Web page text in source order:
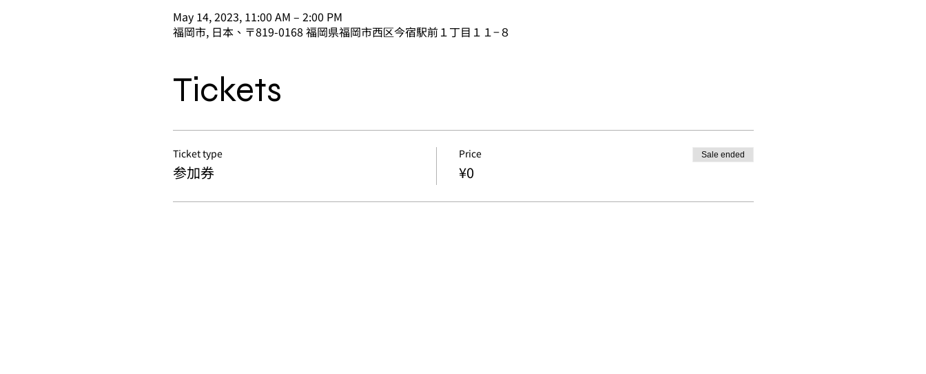
May 14, 2023, 11:00 AM – 2:00 PM
福岡市, 日本、〒819-0168 福岡県福岡市西区今宿駅前１丁目１１−８
Tickets
Ticket type
参加券
Price
¥0
Sale ended